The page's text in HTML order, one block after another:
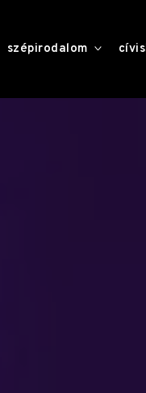
toggle
child
szépirodalom toggle
child